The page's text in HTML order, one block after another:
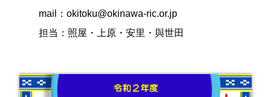
mail：okitoku@okinawa-ric.or.jp
担当：照屋・上原・安里・與世田